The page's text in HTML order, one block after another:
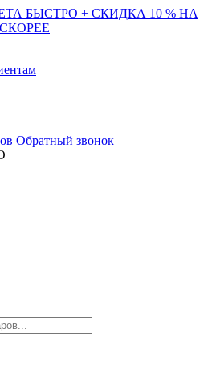
БЫСТРО + СКИДКА 10 % НА
Обратный звонок